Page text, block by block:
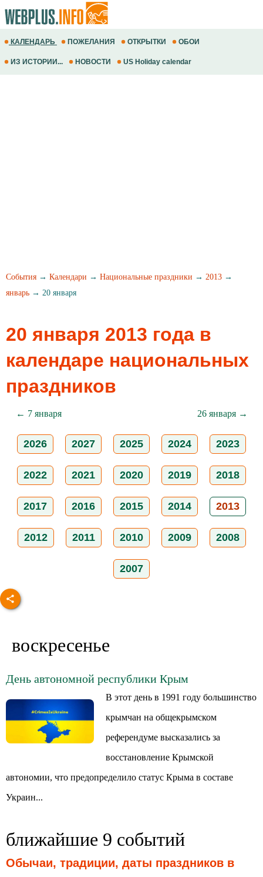
КАЛЕНДАРЬ ПОЖЕЛАНИЯ ОТКРЫТКИ ОБОИ
ИЗ ИСТОРИИ... НОВОСТИ US Holiday calendar
События → Календари → Национальные праздники → 2013 →
январь → 20 января
20 января 2013 года в
календаре национальных
праздников
← 7 января 26 января →
2026 2027 2025 2024 2023
2022 2021 2020 2019 2018
2017 2016 2015 2014 2013
2012 2011 2010 2009 2008
2007
воскресенье
День автономной республики Крым
В этот день в 1991 году большинство
крымчан на общекрымском
референдуме высказались за
восстановление Крымской
автономии, что предопределило статус Крыма в составе
Украин...
ближайшие 9 событий
Обычаи, традиции, даты праздников в